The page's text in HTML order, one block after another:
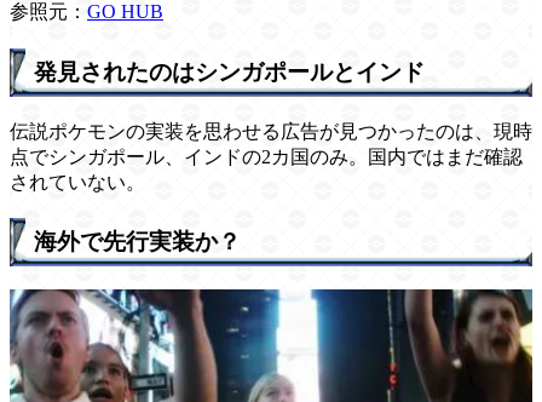
参照元： GO HUB
発見されたのはシンガポールとインド
伝説ポケモンの実装を思わせる広告が見つかったのは、現時
点でシンガポール、インドの2カ国のみ。国内ではまだ確認
されていない。
海外で先行実装か？